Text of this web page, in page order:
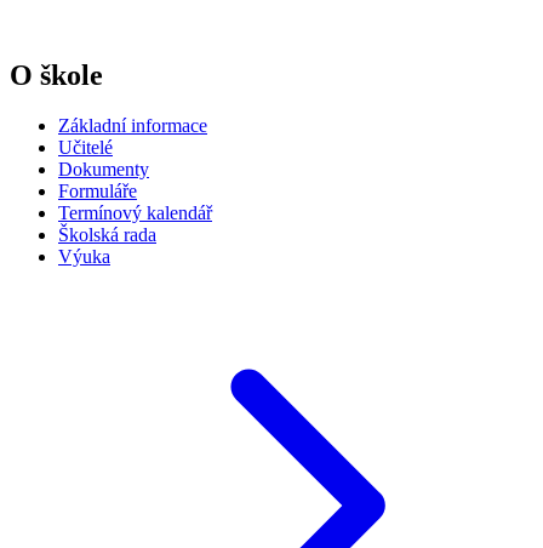
O škole
Základní informace
Učitelé
Dokumenty
Formuláře
Termínový kalendář
Školská rada
Výuka